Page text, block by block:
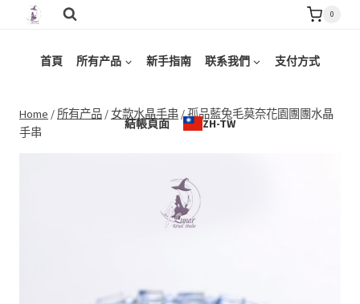
content
0
首頁 所有产品 新手指南 联系我們 支付方式
結帳頁面 ZH-TW
Home / 所有产品 /女款水晶手串 /孤品藍兔毛莫奈花園團團水晶
手串